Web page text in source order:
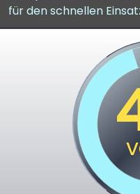
für den schnellen